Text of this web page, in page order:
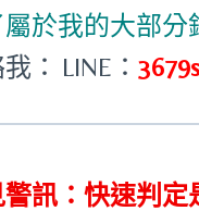
於我的大部分
： LINE：
訊：快速判定